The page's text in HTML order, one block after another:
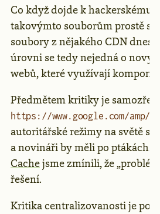
Co když dojde k hackerskému
takovýmto souborům prostě
soubory z nějakého CDN dnes
úrovni se tedy nejedná o nový
webů, které využívají
Předmětem kritiky je
https://www.google.com/amp/
autoritářské režimy na světě
a novináři by měli po ptákách.
Cachejsme zmínili, že
řešení.
Kritika centralizovanosti je